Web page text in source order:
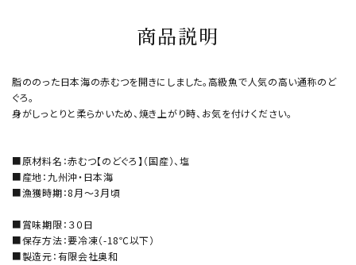
商品説明
脂ののった日本海の赤むつを開きにしました。高級魚で人気の高い通称のど
ぐろ。
身がしっとりと柔らかいため、焼き上がり時、お気を付けください。
■原材料名：赤むつ【のどぐろ】（国産）、塩
■産地：九州沖・日本海
■漁獲時期：8月～3月頃
■賞味期限：３０日
■保存方法：要冷凍（-18℃以下）
■製造元：有限会社奥和